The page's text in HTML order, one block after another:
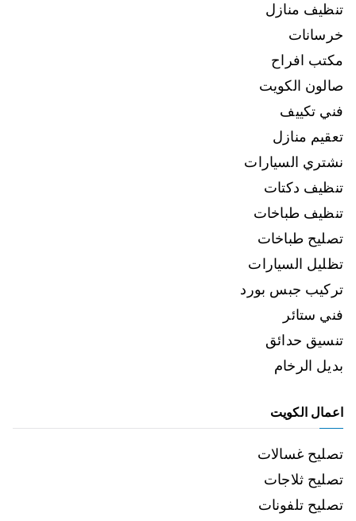
تنظيف منازل
خرسانات
مكتب افراح
صالون الكويت
فني تكييف
تعقيم منازل
نشتري السيارات
تنظيف دكتات
تنظيف طباخات
تصليح طباخات
تظليل السيارات
تركيب جبس بورد
فني ستائر
تنسيق حدائق
بديل الرخام
اعمال الكويت
تصليح غسالات
تصليح ثلاجات
تصليح تلفونات